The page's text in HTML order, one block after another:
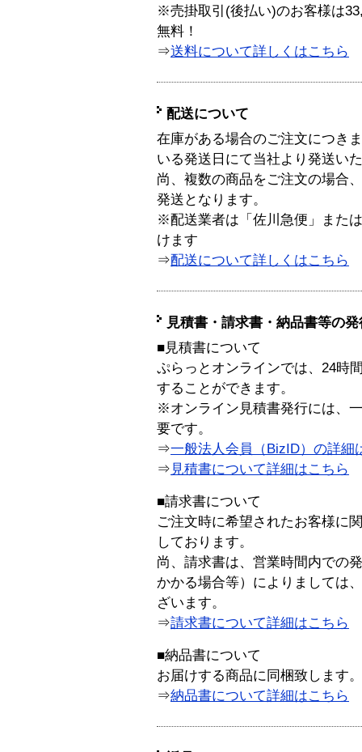
※売掛取引(後払い)のお客様は
無料！
⇒送料について詳しくはこちら
配送について
在庫がある場合のご注文につき
いる発送日にて当社より発送い
尚、複数の商品をご注文の場合
発送となります。
※配送業者は「佐川急便」また
けます
⇒配送について詳しくはこちら
見積書・請求書・納品書等の
■見積書について
ぷらっとオンラインでは、24時
することができます。
※オンライン見積書発行には、
要です。
⇒一般法人会員（BizID）の詳細
⇒ 見積書について詳細はこちら
■請求書について
ご注文時に希望されたお客様に
しております。
尚、請求書は、営業時間内での
かかる場合等）によりましては
ざいます。
⇒請求書について詳細はこちら
■納品書について
お届けする商品に同梱致します。
⇒納品書について詳細はこちら